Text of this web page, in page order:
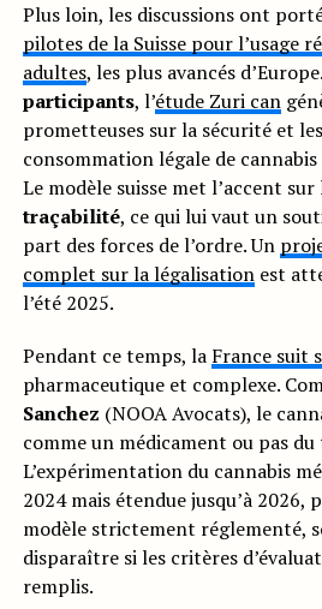
Plus loin, les discussions ont
pilotes de la Suisse pour l’usage
adultes, les plus avancés
participants, l’étude Zuri can
prometteuses sur la sécurité et
consommation légale de
Le modèle suisse met l’accent
traçabilité, ce qui lui vaut un
part des forces de l’ordre. Un
complet sur la légalisationest
l’été 2025.
Pendant ce temps, la France suit
pharmaceutique et complexe.
Sanchez (NOOA Avocats), le
comme un médicament ou pas
L’expérimentation du cannabis
2024 mais étendue jusqu’à
modèle strictement réglementé,
disparaître si les critères
remplis.